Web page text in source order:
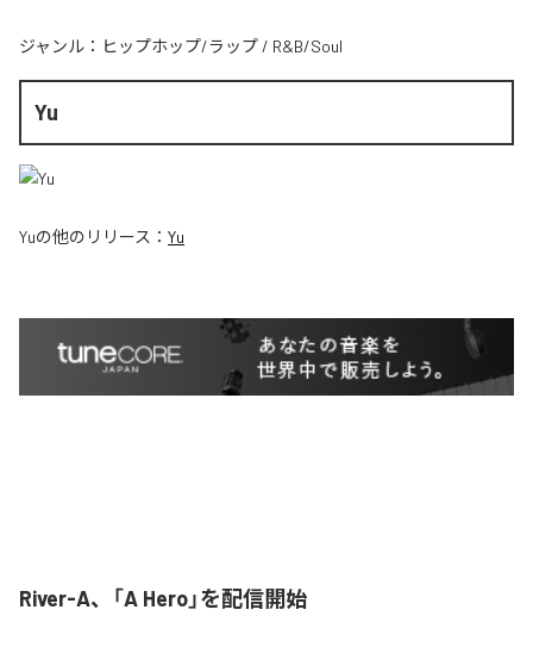
ジャンル： ヒップホップ/ラップ / R&B/Soul
Yu
Yuの他のリリース： Yu
River-A、「A Hero」を配信開始